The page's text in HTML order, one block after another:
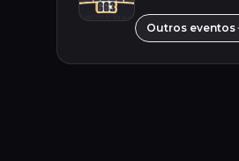
Outros eventos